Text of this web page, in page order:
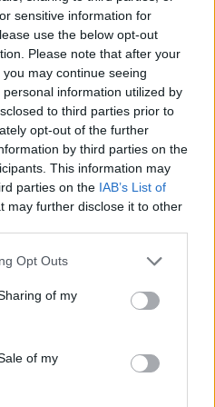
sensitive information for
use the below opt-out
Please note that after your
may continue seeing
information utilized by
to third parties prior to
opt-out of the further
by third parties on the
This information may
parties on the IAB’s List of
may further disclose it to other
uses one or more Google
behaviour. You may click to
and its third-party tags to
purposes in below Google
Opt Outs
of my
of my
Πρακτορείου στη
ανάπτυξη των
είχαν αποκλείσει το
οι Ηνωμένες
επιδρομές στη Συρία
των επίλεκτων
φιλοϊρανικών
την επίθεση με μη
σε αμερικανική βάση
μπορεί να ξεφύγει
με τους
κυρίως εταίρους του.